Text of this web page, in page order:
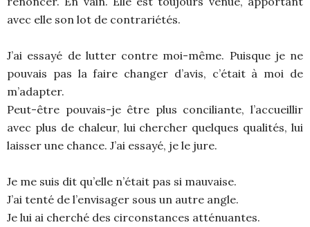
avec elle son lot de contrariétés.
J’ai essayé de lutter contre moi-même. Puisque je ne
pouvais pas la faire changer d’avis, c’était à moi de
m’adapter.
Peut-être pouvais-je être plus conciliante, l’accueillir
avec plus de chaleur, lui chercher quelques qualités, lui
laisser une chance. J’ai essayé, je le jure.
Je me suis dit qu’elle n’était pas si mauvaise.
J’ai tenté de l’envisager sous un autre angle.
Je lui ai cherché des circonstances atténuantes.